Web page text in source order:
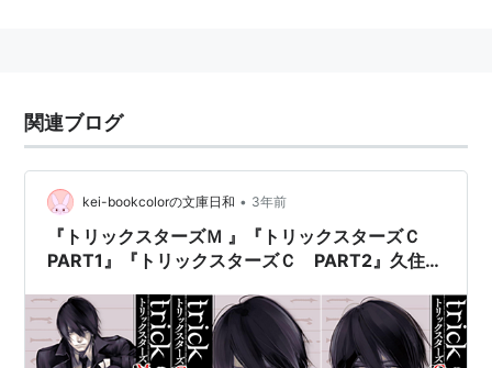
この商品を含むブログ (114件) を見る
トリックスターズL (電撃文庫
(1174))
作者:久住四季,甘塩コメコ
出版社/メーカー:メディアワークス
発売日:
2005/11
メディア: 文庫
関連ブログ
kei-bookcolorの文庫日和 • 3年前
『トリックスターズＭ 』『トリックスターズＣ
PART1』『トリックスターズＣ PART2』久住四